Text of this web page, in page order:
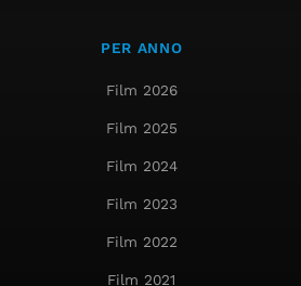
PER ANNO
Film 2026
Film 2025
Film 2024
Film 2023
Film 2022
Film 2021